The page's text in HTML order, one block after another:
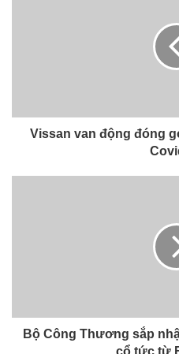
Vissan van động đóng
Bộ Công Thương sắp
cổ tức từ